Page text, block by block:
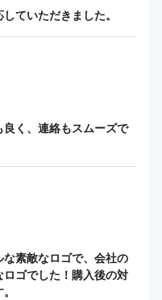
ていただきました。
く、連絡もスムーズで
素敵なロゴで、会社の
ゴでした！購入後の対